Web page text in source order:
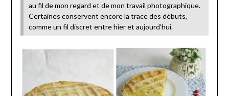
au fil de mon regard et de mon travail photographique.
Certaines conservent encore la trace des débuts,
comme un fil discret entre hier et aujourd’hui.